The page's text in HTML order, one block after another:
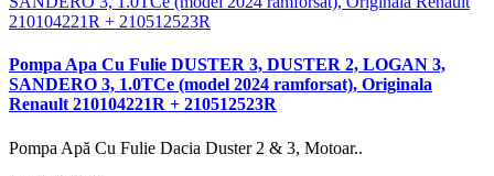
Pompa Apa Cu Fulie DUSTER 3, DUSTER 2, LOGAN 3,
SANDERO 3, 1.0TCe (model 2024 ramforsat), Originala
Renault 210104221R + 210512523R
Pompa Apă Cu Fulie Dacia Duster 2 & 3, Motoar..